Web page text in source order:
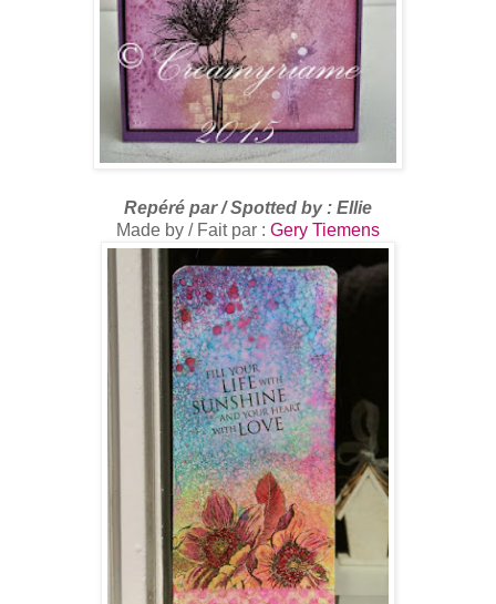
Repéré par /Spotted by: Ellie
Made by / Fait par : Gery Tiemens